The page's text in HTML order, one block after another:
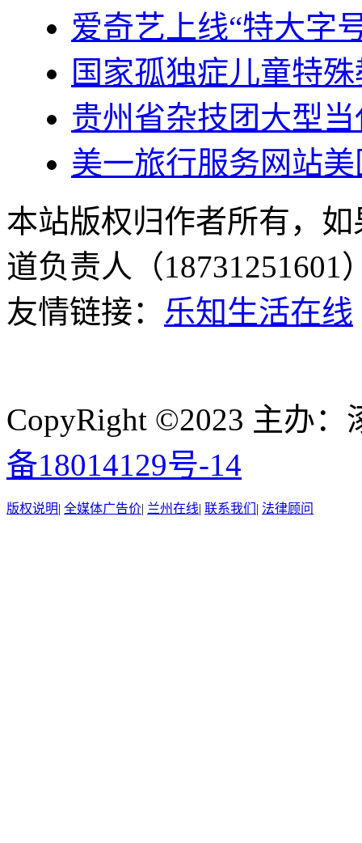
爱奇艺上线“特大字
国家孤独症儿童特
贵州省杂技团大型
美一旅行服务网站
本站版权归作者所有，
道负责人（
友情链接： 乐知生活在线
CopyRight ©2023 主办
备18014129号-14
版权说明| 全媒体广告价| 兰州在线| 联系我们 | 法律顾问